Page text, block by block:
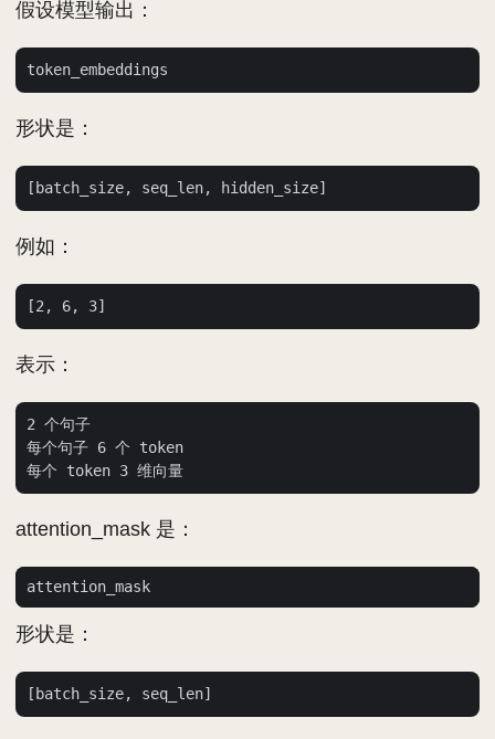
假设模型输出：
形状是：
例如：
表示：
2 个句子
每个句子 6 个 token
attention_mask 是：
attention_mask
形状是：